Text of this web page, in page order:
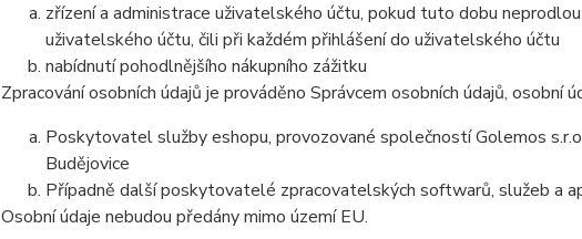
zřízení a administrace uživatelského účtu, pokud tuto dobu
uživatelského účtu, čili při každém přihlášení do uživatelského účtu
nabídnutí pohodlnějšího nákupního zážitku
Zpracování osobních údajů je prováděno Správcem osobních údajů,
Poskytovatel služby eshopu, provozované společností Golemos
Budějovice
Případně další poskytovatelé zpracovatelských softwarů, služeb a
Osobní údaje nebudou předány mimo území EU.